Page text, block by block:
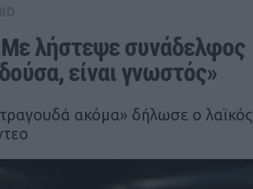
λήστεψε συνάδελφος
είναι γνωστός»
ακόμα» δήλωσε ο λαϊκός